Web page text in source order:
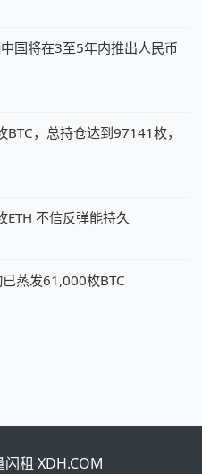
国将在3至5年内推出人民币
，总持仓达到97141枚，
不信反弹能持久
蒸发61,000枚BTC
租 XDH.COM